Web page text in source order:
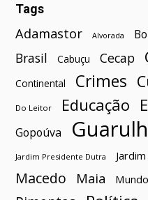
Tags
Adamastor Alvorada
Brasil Cabuçu Cecap
Continental Crimes
Do Leitor Educação
Gopoúva
Jardim Presidente Dutra
Macedo
Maia Mundo